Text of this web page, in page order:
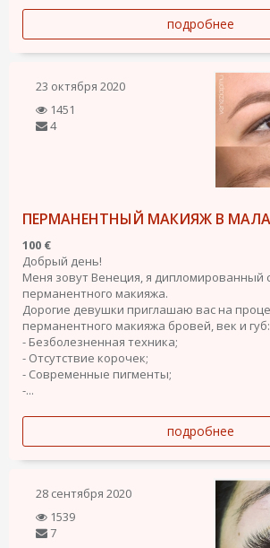
подробнее
23 октября 2020
1451
4
ПЕРМАНЕНТНЫЙ МАКИЯЖ В
100 €
Добрый день!
Меня зовут Венеция, я дипломированный
перманентного макияжа.
Дорогие девушки приглашаю вас на
перманентного макияжа бровей, век и губ:
- Безболезненная техника;
- Отсутствие корочек;
- Современные пигменты;
-...
подробнее
28 сентября 2020
1539
7